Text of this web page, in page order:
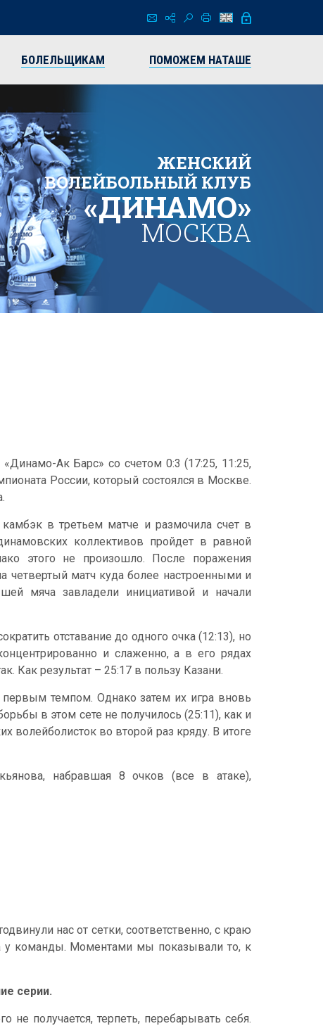
БОЛЕЛЬЩИКАМ ПОМОЖЕМ НАТАШЕ
ЖЕНСКИЙ
ВОЛЕЙБОЛЬНЫЙ КЛУБ
«ДИНАМО»
МОСКВА
Ак Барс» со счетом 0:3 (17:25, 11:25,
России, который состоялся в Москве.
в третьем матче и размочила счет в
коллективов пройдет в равной
этого не произошло. После поражения
матч куда более настроенными и
мяча завладели инициативой и начали
отставание до одного очка (12:13), но
и слаженно, а в его рядах
Как результат – 25:17 в пользу Казани.
темпом. Однако затем их игра вновь
в этом сете не получилось (25:11), как и
волейболисток во второй раз кряду. В итоге
набравшая 8 очков (все в атаке),
нас от сетки, соответственно, с краю
у команды. Моментами мы показывали то, к
серии.
не получается, терпеть, перебарывать себя.